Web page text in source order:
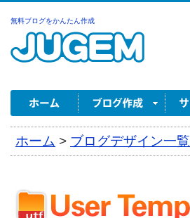
無料ブログをかんたん作成
ホーム > ブログデザイン一覧